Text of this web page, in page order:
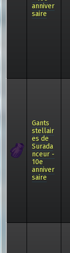
anniver
saire
Gants
stellair
es de
Surada
nceur -
10e
anniver
saire